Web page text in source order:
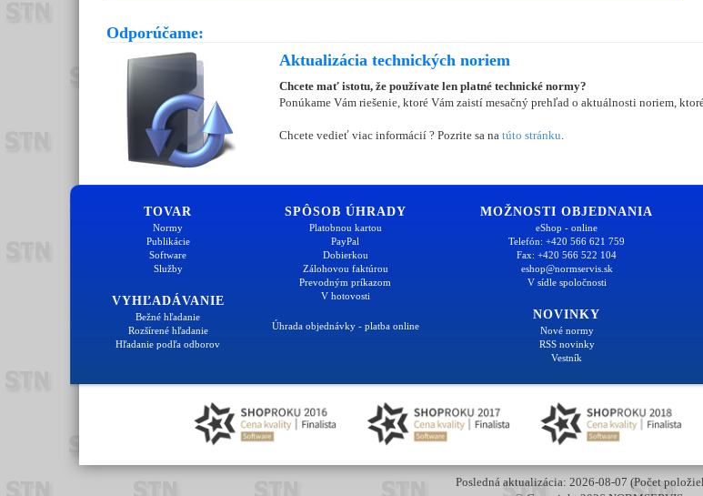
Odporúčame:
Aktualizácia technických noriem
Chcete mať istotu, že používate len platné technické normy?
Ponúkame Vám riešenie, ktoré Vám zaistí mesačný prehľad o aktuálnosti noriem,
Chcete vedieť viac informácií ? Pozrite sa na túto stránku.
TOVAR
Normy
Publikácie
Software
Služby
VYHĽADÁVANIE
Bežné hľadanie
Rozšírené hľadanie
Hľadanie podľa odborov
SPÔSOB ÚHRADY
Platobnou kartou
PayPal
Dobierkou
Zálohovou faktúrou
Prevodným príkazom
V hotovosti
Úhrada objednávky - platba online
MOŽNOSTI OBJEDNANIA
eShop - online
Telefón: +420 566 621 759
Fax: +420 566 522 104
eshop@normservis.sk
V sídle spoločnosti
NOVINKY
Nové normy
RSS novinky
Vestník
Posledná aktualizácia: 2026-08-07 (Počet